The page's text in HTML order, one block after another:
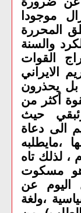
موجودا
المحررة
والسنة
القوات
الايراني
بل يحذرون
أكثر من
حيث
الى دعاة
،مايطلبه
لذلك تاه
مسكوت
اليوم عن
،ولغة